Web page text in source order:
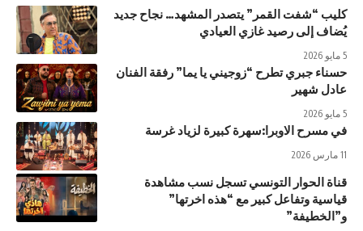
كليب “شفت القمر” يتصدر المشهد… نجاح جديد
يُضاف إلى رصيد غازي العيادي
حسناء جبري تطرح “زوجيني يا يما” رفقة الفنان
عادل شهير
في مسرح الاوبرا:سهرة كبيرة لزياد غرسة
قناة الحوار التونسي تسجل نسب مشاهدة
قياسية وتفاعل كبير مع “هذه اخرتها”
و”الخطيفة”